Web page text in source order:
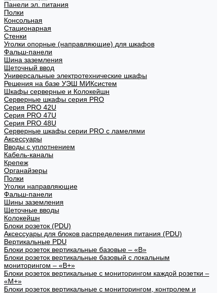
Панели эл. питания
Полки
Консольная
Стационарная
Стенки
Уголки опорные (направляющие) для шкафов
Фальш-панели
Шина заземления
Щеточный ввод
Универсальные электротехнические шкафы
Решения на базе УЭШ МИКсистем
Шкафы серверные и Колокейшн
Серверные шкафы серия PRO
Серия PRO 42U
Серия PRO 47U
Серия PRO 48U
Серверные шкафы серии PRO с ламелями
Аксессуары
Вводы с уплотнением
Кабель-каналы
Крепеж
Органайзеры
Полки
Уголки направляющие
Фальш-панели
Шины заземления
Щеточные вводы
Колокейшн
Блоки розеток (PDU)
Аксессуары для блоков распределения питания (PDU)
Вертикальные PDU
Блоки розеток вертикальные базовые – «В»
Блоки розеток вертикальные базовый с локальным
мониторингом – «В+»
Блоки розеток вертикальные с мониторингом каждой розетки –
«М+»
Блоки розеток вертикальные с мониторингом, контролем и